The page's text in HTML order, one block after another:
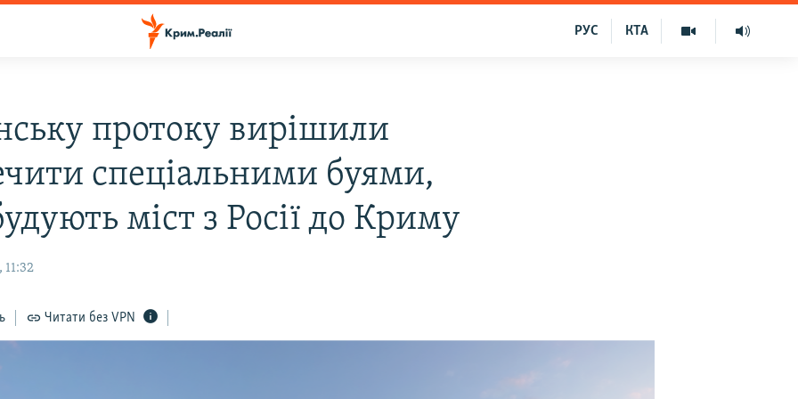
КТА
РУС
протоку вирішили
спеціальними буями,
міст з Росії до Криму
11:32
Читати без VPN